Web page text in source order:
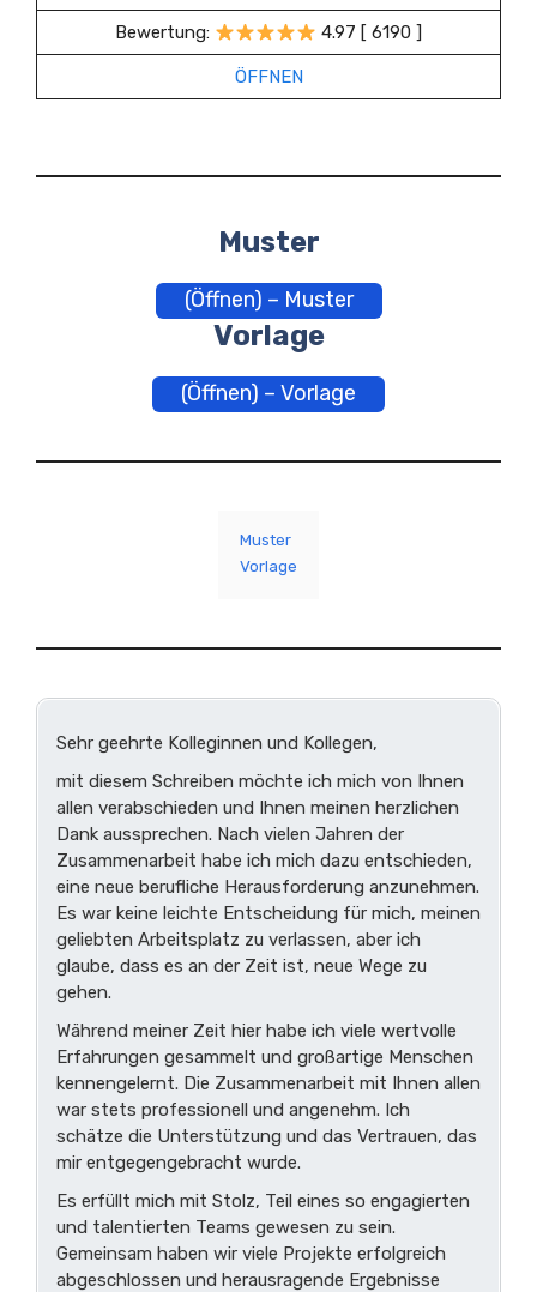
Bewertung: 4.97 [ 6190 ]
ÖFFNEN
Muster
(Öffnen) – Muster
Vorlage
(Öffnen) – Vorlage
Muster
Vorlage
Sehr geehrte Kolleginnen und Kollegen,
mit diesem Schreiben möchte ich mich von Ihnen
allen verabschieden und Ihnen meinen herzlichen
Dank aussprechen. Nach vielen Jahren der
Zusammenarbeit habe ich mich dazu entschieden,
eine neue berufliche Herausforderung anzunehmen.
Es war keine leichte Entscheidung für mich, meinen
geliebten Arbeitsplatz zu verlassen, aber ich
glaube, dass es an der Zeit ist, neue Wege zu
gehen.
Während meiner Zeit hier habe ich viele wertvolle
Erfahrungen gesammelt und großartige Menschen
kennengelernt. Die Zusammenarbeit mit Ihnen allen
war stets professionell und angenehm. Ich
schätze die Unterstützung und das Vertrauen, das
mir entgegengebracht wurde.
Es erfüllt mich mit Stolz, Teil eines so engagierten
und talentierten Teams gewesen zu sein.
Gemeinsam haben wir viele Projekte erfolgreich
abgeschlossen und herausragende Ergebnisse